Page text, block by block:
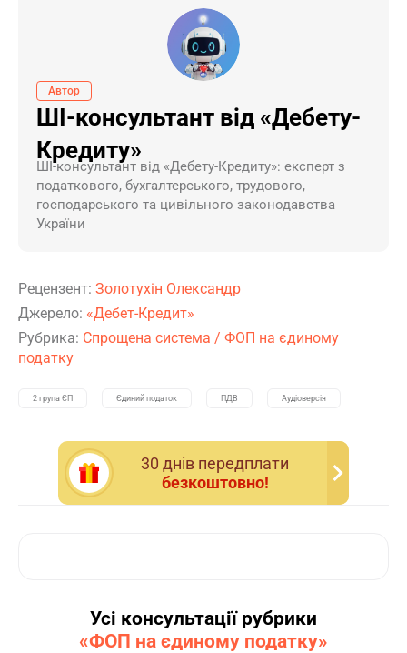
Автор
ШІ-консультант від «Дебету-
Кредиту»
ШI-консультант від «Дебету-Кредиту»: експерт з
податкового, бухгалтерського, трудового,
господарського та цивільного законодавства
України
Рецензент: Золотухін Олександр
Джерело: «Дебет-Кредит»
Рубрика: Спрощена система / ФОП на єдиному
податку
2 група ЄП Єдиний податок ПДВ Аудіоверсія
30 днiв передплати
безкоштовно!
Усі консультації рубрики
«ФОП на єдиному податку»